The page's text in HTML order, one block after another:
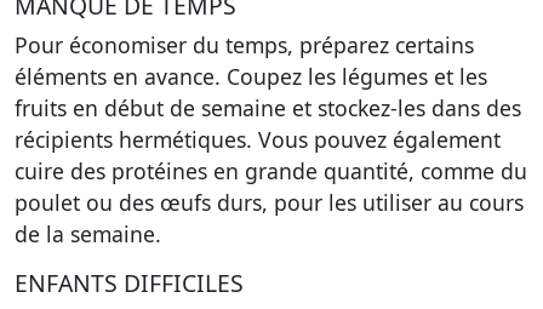
Pour économiser du temps, préparez certains
éléments en avance. Coupez les légumes et les
fruits en début de semaine et stockez-les dans des
récipients hermétiques. Vous pouvez également
cuire des protéines en grande quantité, comme du
poulet ou des œufs durs, pour les utiliser au cours
de la semaine.
ENFANTS DIFFICILES